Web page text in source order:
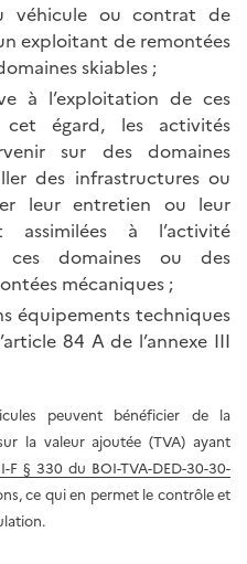
véhicule ou contrat de
exploitant de remontées
skiables ;
à l’exploitation de ces
cet égard, les activités
sur des domaines
des infrastructures ou
leur entretien ou leur
assimilées à l’activité
ces domaines ou des
mécaniques ;
équipements techniques
84 A de l’annexe III
peuvent bénéficier de la
la valeur ajoutée (TVA) ayant
F § 330 du BOI-TVA-DED-30-30-
ce qui en permet le contrôle et